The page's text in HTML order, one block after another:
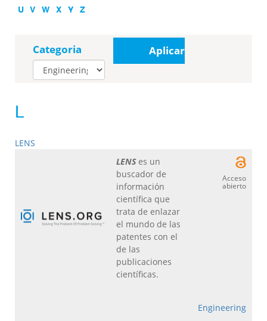
U
V W X Y Z
Categoria Aplicar
L
LENS
LENS es un
buscador de
información
científica que
trata de enlazar
el mundo de las
patentes con el
de las
publicaciones
científicas.
Acceso
abierto
Engineering